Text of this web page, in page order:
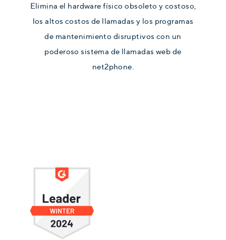
Elimina el hardware físico obsoleto y costoso,
los altos costos de llamadas y los programas
de mantenimiento disruptivos con un
poderoso sistema de llamadas web de
net2phone.